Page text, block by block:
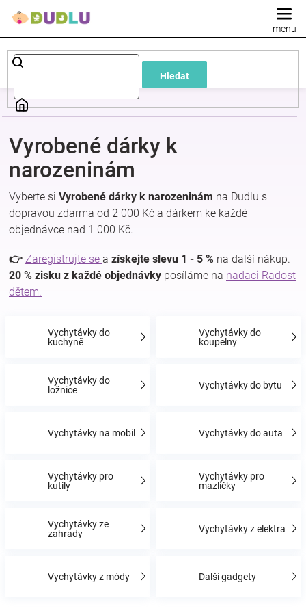
Hledat
Dětské
a
oblečení
Pokojíček
a
kojenecká
Těhotenské
Vyrobené dárky k
narozeninám
Vyberte si Vyrobené dárky k narozeninám na Dudlu s
dopravou zdarma od 2 000 Kč a dárkem ke každé
objednávce nad 1 000 Kč.
👉 Zaregistrujte se a získejte slevu 1 - 5 % na další nákup.
20 % zisku z každé objednávky posíláme na nadaci Radost
dětem.
Vychytávky do
kuchyně
Vychytávky do
koupelny
Vychytávky do
ložnice
Vychytávky do bytu
Vychytávky na mobil Vychytávky do auta
Vychytávky pro
kutily
Vychytávky pro
mazlíčky
Vychytávky ze
zahrady
Vychytávky z elektra
Vychytávky z módy Další gadgety